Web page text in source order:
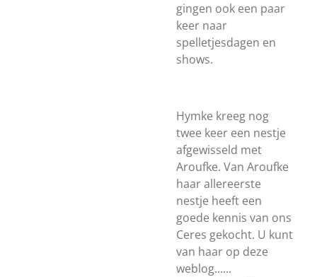
gingen ook een paar
keer naar
spelletjesdagen en
shows.
Hymke kreeg nog
twee keer een nestje
afgewisseld met
Aroufke. Van Aroufke
haar allereerste
nestje heeft een
goede kennis van ons
Ceres gekocht. U kunt
van haar op deze
weblog......